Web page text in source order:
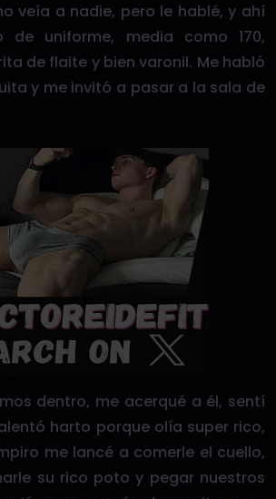
veía a nadie, pero le hablé, y ahí
de uniforme, media como 170,
de flaite y bien varonil. Me habló
y me invitó a pasar a la sala de
dentro, me acerqué a él, sentí
harto porque olía super rico,
me lancé a comerle el cuello,
su rico poto y pegar nuestros